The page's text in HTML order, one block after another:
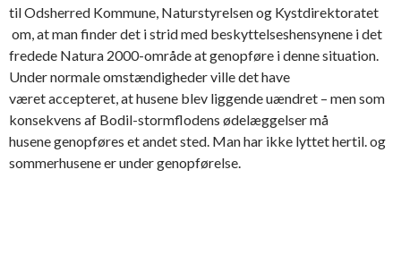
til Odsherred Kommune, Naturstyrelsen og Kystdirektoratet
om, at man finder det i strid med beskyttelseshensynene i det
fredede Natura 2000-område at genopføre i denne situation.
Under normale omstændigheder ville det have
været accepteret, at husene blev liggende uændret – men som
konsekvens af Bodil-stormflodens ødelæggelser må
husene genopføres et andet sted. Man har ikke lyttet hertil. og
sommerhusene er under genopførelse.